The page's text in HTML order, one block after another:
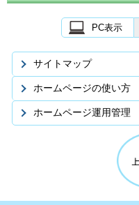
PC表示
サイトマップ
ホームページの使い方
ホームページ運用管理